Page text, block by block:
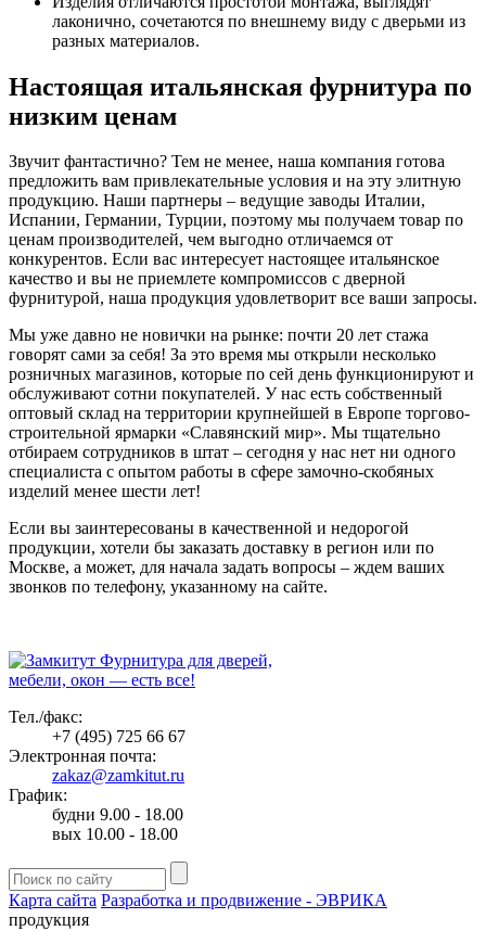
лаконично, сочетаются по внешнему виду с дверьми из
разных материалов.
Настоящая итальянская фурнитура по
низким ценам
Звучит фантастично? Тем не менее, наша компания готова
предложить вам привлекательные условия и на эту элитную
продукцию. Наши партнеры – ведущие заводы Италии,
Испании, Германии, Турции, поэтому мы получаем товар по
ценам производителей, чем выгодно отличаемся от
конкурентов. Если вас интересует настоящее итальянское
качество и вы не приемлете компромиссов с дверной
фурнитурой, наша продукция удовлетворит все ваши запросы.
Мы уже давно не новички на рынке: почти 20 лет стажа
говорят сами за себя! За это время мы открыли несколько
розничных магазинов, которые по сей день функционируют и
обслуживают сотни покупателей. У нас есть собственный
оптовый склад на территории крупнейшей в Европе торгово-
строительной ярмарки «Славянский мир». Мы тщательно
отбираем сотрудников в штат – сегодня у нас нет ни одного
специалиста с опытом работы в сфере замочно-скобяных
изделий менее шести лет!
Если вы заинтересованы в качественной и недорогой
продукции, хотели бы заказать доставку в регион или по
Москве, а может, для начала задать вопросы – ждем ваших
звонков по телефону, указанному на сайте.
Фурнитура для дверей,
мебели, окон — есть все!
Тел./факс:
+7 (495) 725 66 67
Электронная почта:
zakaz@zamkitut.ru
График:
будни 9.00 - 18.00
вых 10.00 - 18.00
Карта сайта Разработка и продвижение - ЭВРИКА
продукция